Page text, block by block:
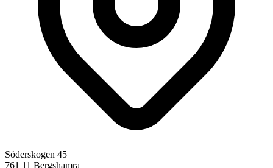
Söderskogen 45
761 11 Bergshamra